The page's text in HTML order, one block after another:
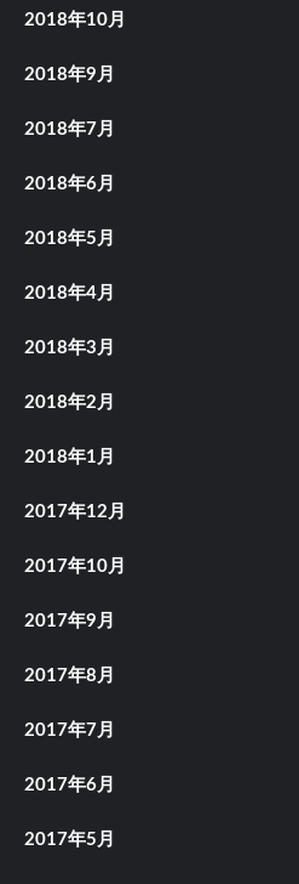
2018年10月
2018年9月
2018年7月
2018年6月
2018年5月
2018年4月
2018年3月
2018年2月
2018年1月
2017年12月
2017年10月
2017年9月
2017年8月
2017年7月
2017年6月
2017年5月